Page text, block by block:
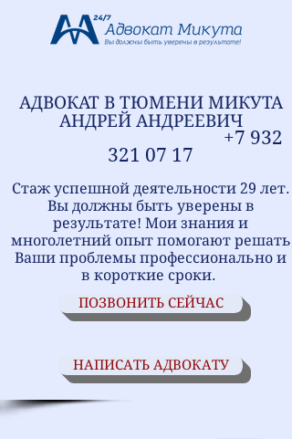
АДВОКАТ В ТЮМЕНИ МИКУТА
АНДРЕЙ АНДРЕЕВИЧ
+7 932
321 07 17
Стаж успешной деятельности 29 лет.
Вы должны быть уверены в
результате! Мои знания и
многолетний опыт помогают решать
Ваши проблемы профессионально и
в короткие сроки.
ПОЗВОНИТЬ СЕЙЧАС
НАПИСАТЬ АДВОКАТУ